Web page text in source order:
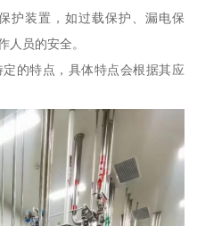
护装置，如过载保护、漏电保
人员的安全。
的特点，具体特点会根据其应